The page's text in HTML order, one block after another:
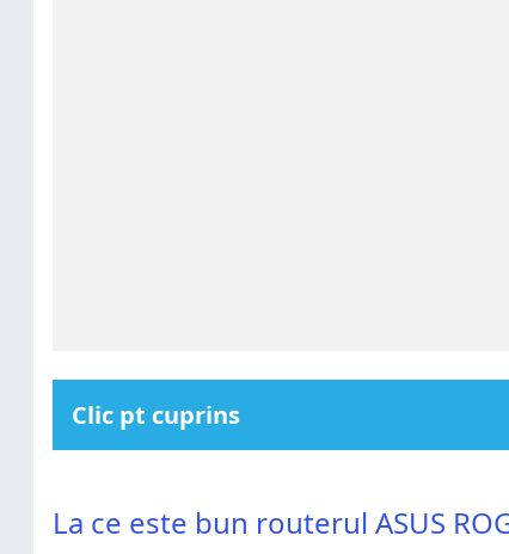
Clic pt cuprins
Pro și contra
Pro și contra
La ce este bun routerul ASUS